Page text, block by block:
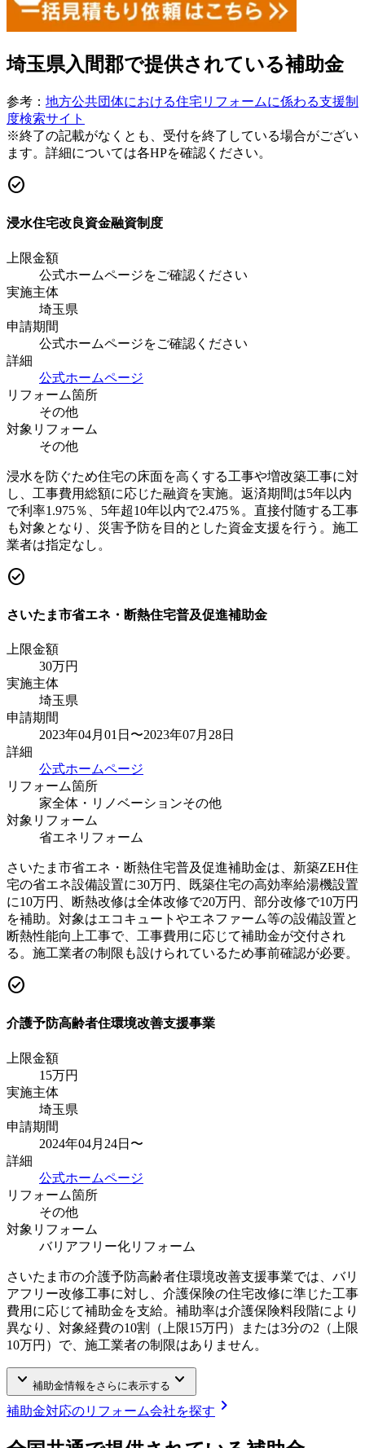
埼玉県入間郡で提供されている補助金
参考： 地方公共団体における住宅リフォームに係わる支援制
度検索サイト
※終了の記載がなくとも、受付を終了している場合がござい
ます。詳細については各HPを確認ください。
check_circle
浸水住宅改良資金融資制度
上限金額
公式ホームページをご確認ください
実施主体
埼玉県
申請期間
公式ホームページをご確認ください
詳細
公式ホームページ
リフォーム箇所
その他
対象リフォーム
その他
浸水を防ぐため住宅の床面を高くする工事や増改築工事に対
し、工事費用総額に応じた融資を実施。返済期間は5年以内
で利率1.975％、5年超10年以内で2.475％。直接付随する工事
も対象となり、災害予防を目的とした資金支援を行う。施工
業者は指定なし。
check_circle
さいたま市省エネ・断熱住宅普及促進補助金
上限金額
30万円
実施主体
埼玉県
申請期間
2023年04月01日〜2023年07月28日
詳細
公式ホームページ
リフォーム箇所
家全体・リノベーションその他
対象リフォーム
省エネリフォーム
さいたま市省エネ・断熱住宅普及促進補助金は、新築ZEH住
宅の省エネ設備設置に30万円、既築住宅の高効率給湯機設置
に10万円、断熱改修は全体改修で20万円、部分改修で10万円
を補助。対象はエコキュートやエネファーム等の設備設置と
断熱性能向上工事で、工事費用に応じて補助金が交付され
る。施工業者の制限も設けられているため事前確認が必要。
check_circle
介護予防高齢者住環境改善支援事業
上限金額
15万円
実施主体
埼玉県
申請期間
2024年04月24日〜
詳細
公式ホームページ
リフォーム箇所
その他
対象リフォーム
バリアフリー化リフォーム
さいたま市の介護予防高齢者住環境改善支援事業では、バリ
アフリー改修工事に対し、介護保険の住宅改修に準じた工事
費用に応じて補助金を支給。補助率は介護保険料段階により
異なり、対象経費の10割（上限15万円）または3分の2（上限
10万円）で、施工業者の制限はありません。
keyboard_arrow_down 補助金情報をさらに表示する keyboard_arrow_down
補助金対応のリフォーム会社を探す chevron_right